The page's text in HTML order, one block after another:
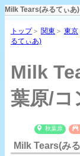
Milk Tears(みるてぃあ
トップ＞ 関東 ＞ 東京
るてぃあ)
Milk
葉原/コ
秋葉原
Milk Tears(み